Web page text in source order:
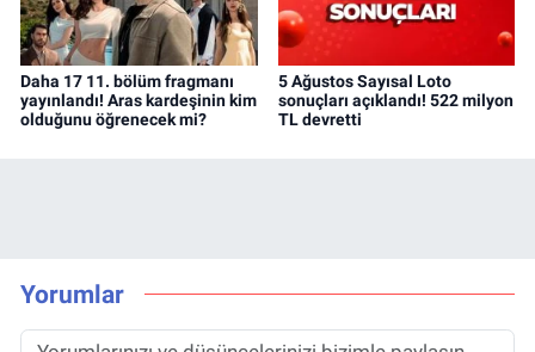
Daha 17 11. bölüm fragmanı
yayınlandı! Aras kardeşinin kim
olduğunu öğrenecek mi?
5 Ağustos Sayısal Loto
sonuçları açıklandı! 522 milyon
TL devretti
Yorumlar